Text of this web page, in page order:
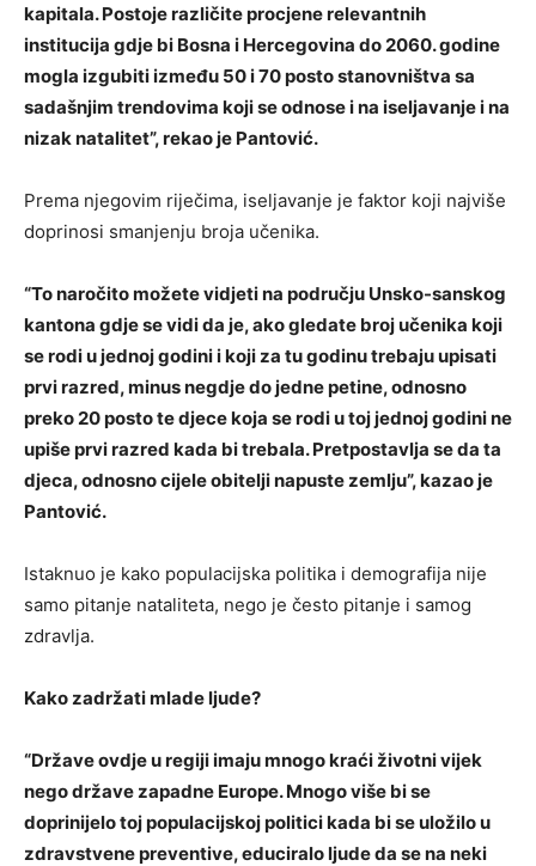
kapitala. Postoje različite procjene relevantnih
institucija gdje bi Bosna i Hercegovina do 2060. godine
mogla izgubiti između 50 i 70 posto stanovništva sa
sadašnjim trendovima koji se odnose i na iseljavanje i na
nizak natalitet”, rekao je Pantović.
Prema njegovim riječima, iseljavanje je faktor koji najviše
doprinosi smanjenju broja učenika.
“To naročito možete vidjeti na području Unsko-sanskog
kantona gdje se vidi da je, ako gledate broj učenika koji
se rodi u jednoj godini i koji za tu godinu trebaju upisati
prvi razred, minus negdje do jedne petine, odnosno
preko 20 posto te djece koja se rodi u toj jednoj godini ne
upiše prvi razred kada bi trebala. Pretpostavlja se da ta
djeca, odnosno cijele obitelji napuste zemlju”, kazao je
Pantović.
Istaknuo je kako populacijska politika i demografija nije
samo pitanje nataliteta, nego je često pitanje i samog
zdravlja.
Kako zadržati mlade ljude?
“Države ovdje u regiji imaju mnogo kraći životni vijek
nego države zapadne Europe. Mnogo više bi se
doprinijelo toj populacijskoj politici kada bi se uložilo u
zdravstvene preventive, educiralo ljude da se na neki